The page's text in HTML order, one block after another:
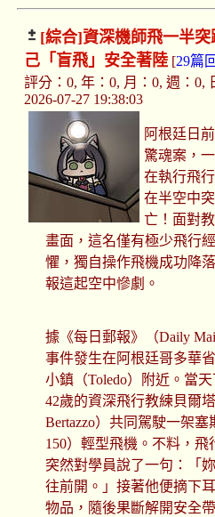
[綜合]資深機師飛一半突
己「盲飛」安全著陸[29篇
評分：0, 年：0, 月：0, 週：0,
2026-07-27 19:38:03
阿根廷日
驚魂案，
在執行飛
在半空中
亡！面對
畫面，這名僅有極少飛行
懼，獨自操作飛機成功降
報這起空中慘劇。
據《每日郵報》（Daily
事件發生在阿根廷哥多華
小鎮（Toledo）附近。當
42歲的資深飛行教練貝爾
Bertazzo）共同駕駛一架塞
150）輕型飛機。不料，
突然對學員說了一句：「
往前開。」接著他便摘下
物品，隨後果斷解開安全